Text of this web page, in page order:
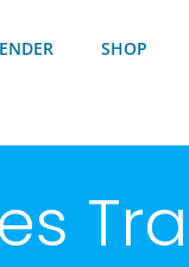
SHOP